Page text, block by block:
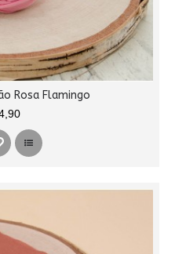
Rosa Flamingo